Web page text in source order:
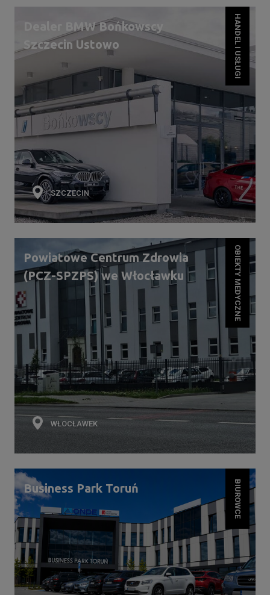
Dealer BMW Bońkowscy
Szczecin Ustowo
SZCZECIN
HANDEL I USŁUGI
Powiatowe Centrum Zdrowia
(PCZ-SPZPS) we Włocławku
WŁOCŁAWEK
OBIEKTY MEDYCZNE
Business Park Toruń BIUROWCE